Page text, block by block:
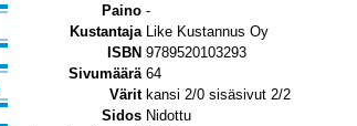
Paino -
Kustantaja Like Kustannus Oy
ISBN 9789520103293
Sivumäärä 64
Värit kansi 2/0 sisäsivut 2/2
Sidos Nidottu